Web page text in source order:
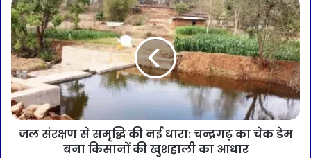
जल संरक्षण से समृद्धि की नई धारा: चन्द्रगढ़ का चेक डेम
बना किसानों की खुशहाली का आधार